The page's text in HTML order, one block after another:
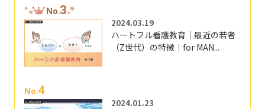
No.3
2024.03.19
ハートフル看護教育｜最近の若者
（Z世代）の特徴｜for MAN...
No.4
2024.01.23